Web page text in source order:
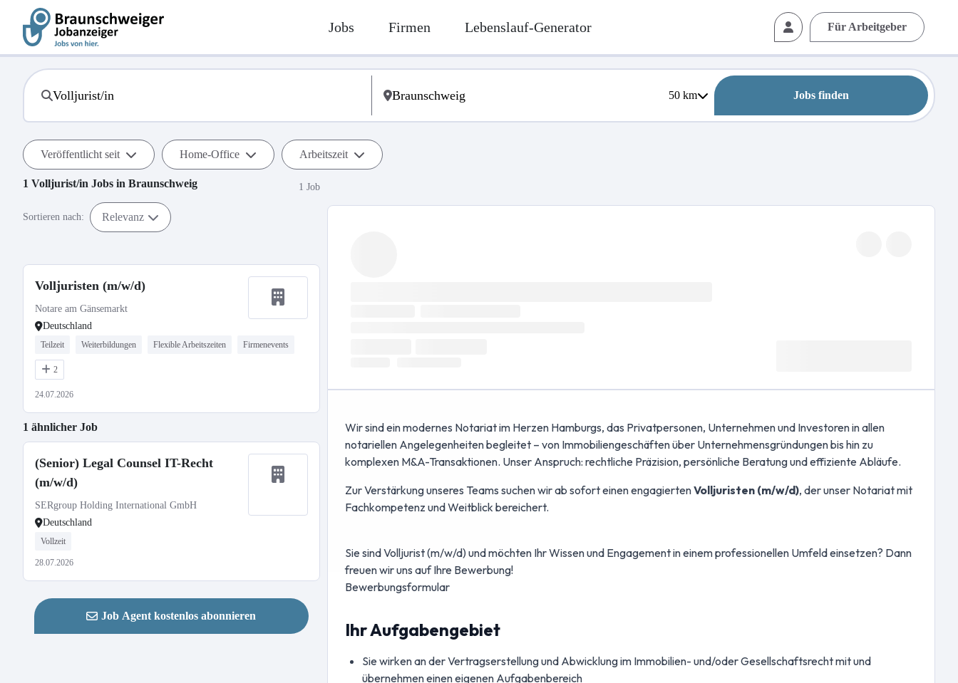
Jobs Firmen Lebenslauf-Generator Für Arbeitgeber
50km Jobs finden
Veröffentlicht seit Home-Office Arbeitszeit
1 Volljurist/in Jobs in Braunschweig 1 Job
Sortieren nach: Relevanz
Volljuristen (m/w/d)
Notare am Gänsemarkt
Deutschland
Teilzeit Weiterbildungen Flexible Arbeitszeiten Firmenevents
2
24.07.2026
1 ähnlicher Job
(Senior) Legal Counsel IT-Recht
(m/w/d)
SERgroup Holding International GmbH
Deutschland
Vollzeit
28.07.2026
Job Agent kostenlos abonnieren